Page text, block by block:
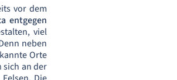
vor dem
entgegen
viel
neben
Orte
an der